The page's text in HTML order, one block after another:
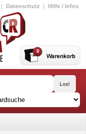
| Datenschutz | Hilfe / Infos
0